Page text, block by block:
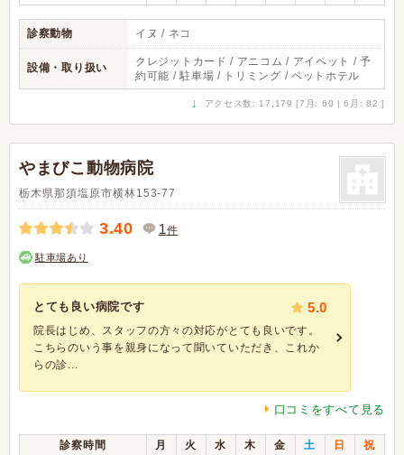
診察動物 イヌ / ネコ
設備・取り扱い
クレジットカード / アニコム / アイペット / 予
約可能 / 駐車場 / トリミング / ペットホテル
↓ アクセス数: 17,179 [7月: 60 | 6月: 82 ]
やまびこ動物病院
栃木県那須塩原市横林153-77
3.40 1件
駐車場あり
とても良い病院です 5.0
院長はじめ、スタッフの方々の対応がとても良いです。
こちらのいう事を親身になって聞いていただき、これか
らの診...
口コミをすべて見る
診察時間 月 火 水 木 金 土 日 祝